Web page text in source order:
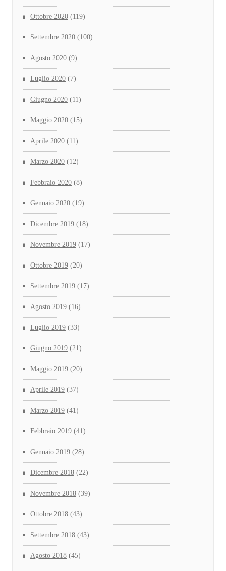
Ottobre 2020 (119)
Settembre 2020 (100)
Agosto 2020 (9)
Luglio 2020 (7)
Giugno 2020 (11)
Maggio 2020 (15)
Aprile 2020 (11)
Marzo 2020 (12)
Febbraio 2020 (8)
Gennaio 2020 (19)
Dicembre 2019 (18)
Novembre 2019 (17)
Ottobre 2019 (20)
Settembre 2019 (17)
Agosto 2019 (16)
Luglio 2019 (33)
Giugno 2019 (21)
Maggio 2019 (20)
Aprile 2019 (37)
Marzo 2019 (41)
Febbraio 2019 (41)
Gennaio 2019 (28)
Dicembre 2018 (22)
Novembre 2018 (39)
Ottobre 2018 (43)
Settembre 2018 (43)
Agosto 2018 (45)